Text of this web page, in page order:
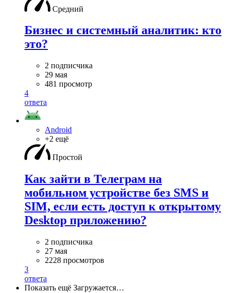
Средний
Бизнес и системный аналитик: кто
это?
2 подписчика
29 мая
481 просмотр
4
ответа
Android
+2 ещё
Простой
Как зайти в Телеграм на
мобильном устройстве без SMS и
SIM, если есть доступ к открытому
Desktop приложению?
2 подписчика
27 мая
2228 просмотров
3
ответа
Показать ещё Загружается…